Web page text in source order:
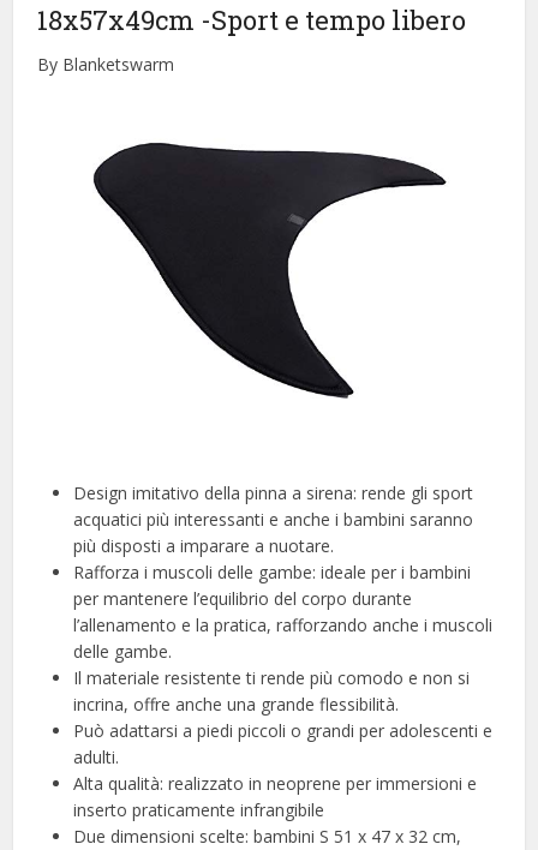
18x57x49cm -Sport e tempo libero
By Blanketswarm
Design imitativo della pinna a sirena: rende gli sport
acquatici più interessanti e anche i bambini saranno
più disposti a imparare a nuotare.
Rafforza i muscoli delle gambe: ideale per i bambini
per mantenere l’equilibrio del corpo durante
l’allenamento e la pratica, rafforzando anche i muscoli
delle gambe.
Il materiale resistente ti rende più comodo e non si
incrina, offre anche una grande flessibilità.
Può adattarsi a piedi piccoli o grandi per adolescenti e
adulti.
Alta qualità: realizzato in neoprene per immersioni e
inserto praticamente infrangibile
Due dimensioni scelte: bambini S 51 x 47 x 32 cm,